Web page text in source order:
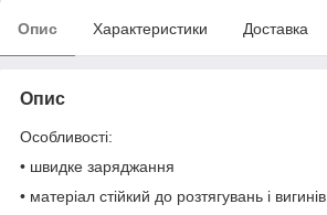
Опис Характеристики Доставка
Опис
Особливості:
• швидке заряджання
• матеріал стійкий до розтягувань і вигинів